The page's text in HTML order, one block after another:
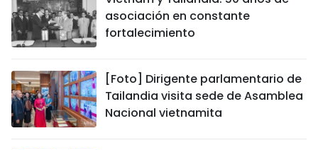
asociación en constante
fortalecimiento
[Foto] Dirigente parlamentario de
Tailandia visita sede de Asamblea
Nacional vietnamita